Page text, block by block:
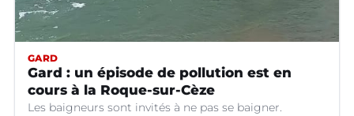
GARD
Gard : un épisode de pollution est en
cours à la Roque-sur-Cèze
Les baigneurs sont invités à ne pas se baigner.